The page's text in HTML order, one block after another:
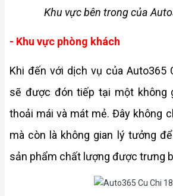
Khu vực bên trong của
- Khu vực phòng khách
Khi đến với dịch vụ của Auto365
sẽ được đón tiếp tại một không
thoải mái và mát mẻ. Đây không
mà còn là không gian lý tưởng
sản phẩm chất lượng được trưng